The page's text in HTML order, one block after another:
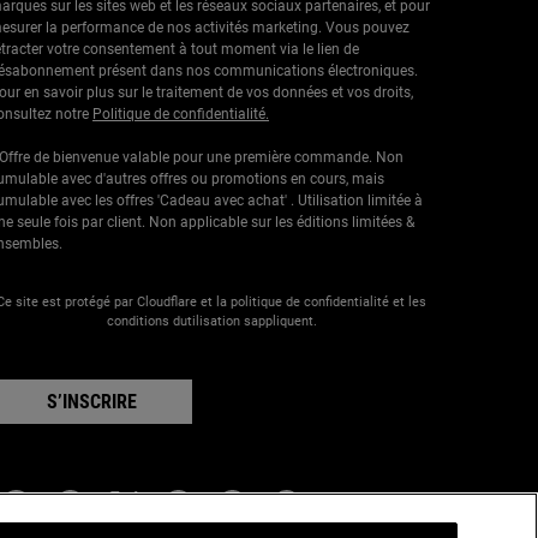
sur les sites web et les réseaux sociaux partenaires, et pour
la performance de nos activités marketing. Vous pouvez
votre consentement à tout moment via le lien de
présent dans nos communications électroniques.
en savoir plus sur le traitement de vos données et vos droits,
notre Politique de confidentialité.
de bienvenue valable pour une première commande. Non
avec d'autres offres ou promotions en cours, mais
avec les offres 'Cadeau avec achat' . Utilisation limitée à
seule fois par client. Non applicable sur les éditions limitées &
site est protégé par Cloudflare et la politique de confidentialité et les
conditions dutilisation sappliquent.
S’INSCRIRE